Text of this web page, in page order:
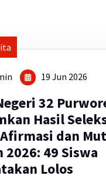
19 Jun 2026
32
Hasil
dan
2026: 49 Siswa
Lolos